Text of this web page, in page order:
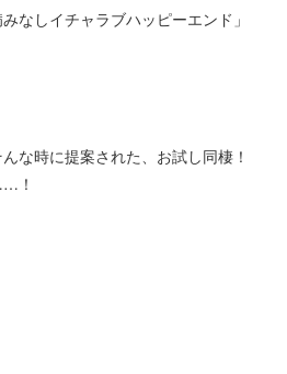
しイチャラブハッピーエンド」
な時に提案された、お試し同棲！
！